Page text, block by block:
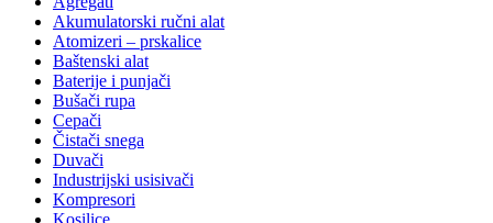
Akumulatorski ručni alat
Atomizeri – prskalice
Baštenski alat
Baterije i punjači
Bušači rupa
Cepači
Čistači snega
Duvači
Industrijski usisivači
Kompresori